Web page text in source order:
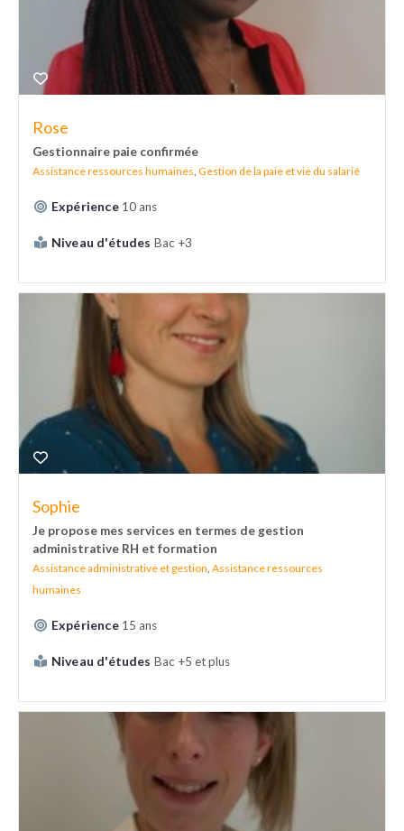
Rose
Gestionnaire paie confirmée
Assistance ressources humaines Gestion de la paie et vie du salarié
Expérience 10 ans
Niveau d'études Bac +3
Sophie
Je propose mes services en termes de gestion
administrative RH et formation
Assistance administrative et gestion Assistance ressources
humaines
Expérience 15 ans
Niveau d'études Bac +5 et plus